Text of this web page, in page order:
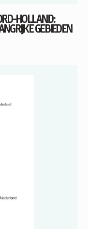
HOLLAND:
GEBIEDEN